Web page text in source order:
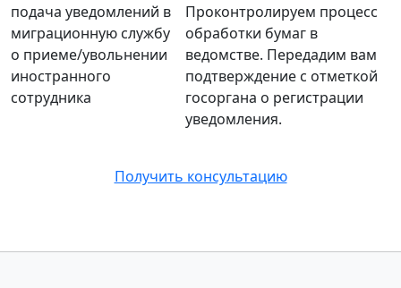
Проконтролируем процесс
обработки бумаг в
ведомстве. Передадим вам
подтверждение с отметкой
госоргана о регистрации
уведомления.
Получить консультацию